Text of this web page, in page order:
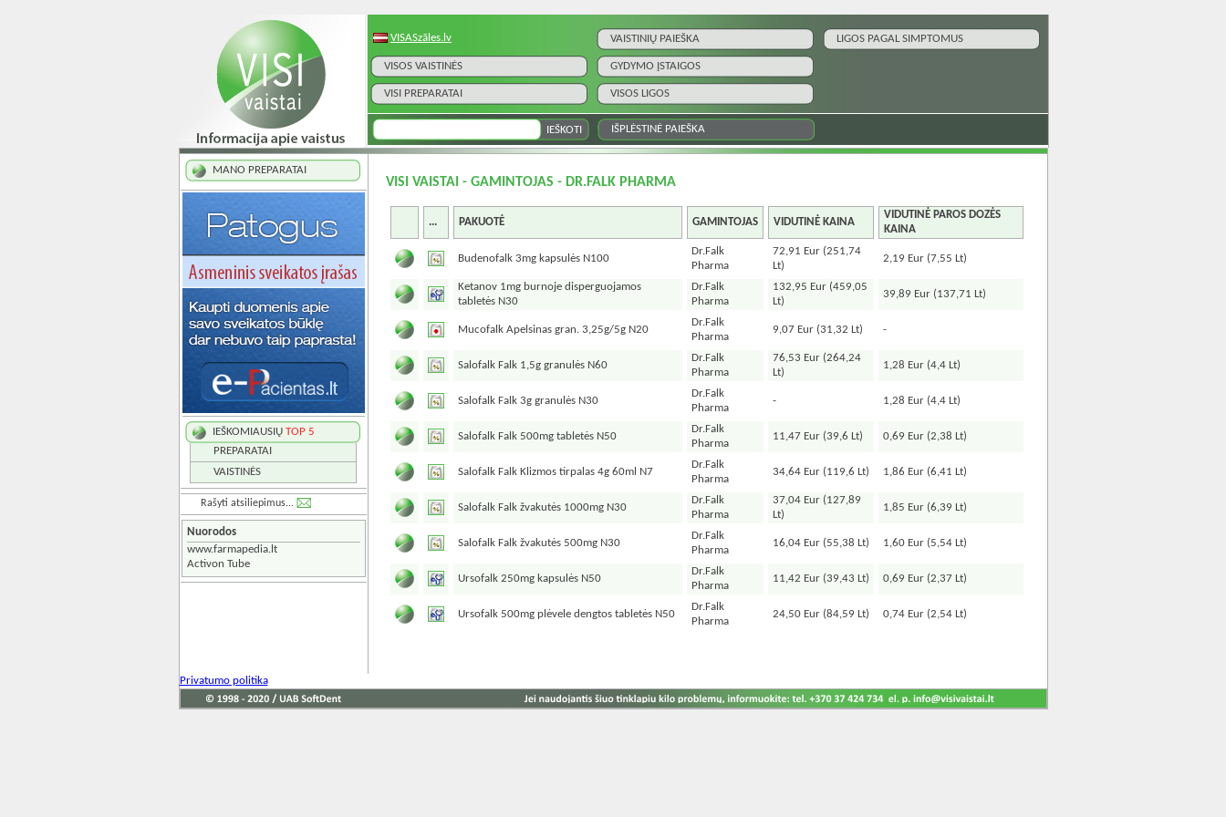
VISASzāles.lv VAISTINIŲ PAIEŠKA LIGOS PAGAL SIMPTOMUS
VISOS VAISTINĖS GYDYMO ĮSTAIGOS
VISI PREPARATAI VISOS LIGOS
IŠPLĖSTINĖ PAIEŠKA
MANO PREPARATAI
IEŠKOMIAUSIŲ TOP 5
PREPARATAI
VAISTINĖS
Rašyti atsiliepimus...
Nuorodos
www.farmapedia.lt
Activon Tube
VISI VAISTAI - GAMINTOJAS - DR.FALK PHARMA
... PAKUOTĖ GAMINTOJAS VIDUTINĖ KAINA
VIDUTINĖ PAROS DOZĖS
KAINA
Budenofalk 3mg kapsulės N100
Dr.Falk
Pharma
72,91 Eur (251,74
Lt)
2,19 Eur (7,55 Lt)
Ketanov 1mg burnoje disperguojamos
tabletės N30
Dr.Falk
Pharma
132,95 Eur (459,05
Lt)
39,89 Eur (137,71 Lt)
Mucofalk Apelsinas gran. 3,25g/5g N20
Dr.Falk
Pharma
9,07 Eur (31,32 Lt) -
Salofalk Falk 1,5g granulės N60
Dr.Falk
Pharma
76,53 Eur (264,24
Lt)
1,28 Eur (4,4 Lt)
Salofalk Falk 3g granulės N30
Dr.Falk
Pharma
- 1,28 Eur (4,4 Lt)
Salofalk Falk 500mg tabletės N50
Dr.Falk
Pharma
11,47 Eur (39,6 Lt) 0,69 Eur (2,38 Lt)
Salofalk Falk Klizmos tirpalas 4g 60ml N7
Dr.Falk
Pharma
34,64 Eur (119,6 Lt) 1,86 Eur (6,41 Lt)
Salofalk Falk žvakutės 1000mg N30
Dr.Falk
Pharma
37,04 Eur (127,89
Lt)
1,85 Eur (6,39 Lt)
Salofalk Falk žvakutės 500mg N30
Dr.Falk
Pharma
16,04 Eur (55,38 Lt) 1,60 Eur (5,54 Lt)
Ursofalk 250mg kapsulės N50
Dr.Falk
Pharma
11,42 Eur (39,43 Lt) 0,69 Eur (2,37 Lt)
Ursofalk 500mg plėvele dengtos tabletės N50
Dr.Falk
Pharma
24,50 Eur (84,59 Lt) 0,74 Eur (2,54 Lt)
Privatumo politika